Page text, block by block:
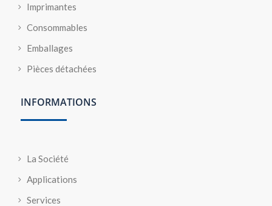
Imprimantes
Consommables
Emballages
Pièces détachées
INFORMATIONS
La Société
Applications
Services